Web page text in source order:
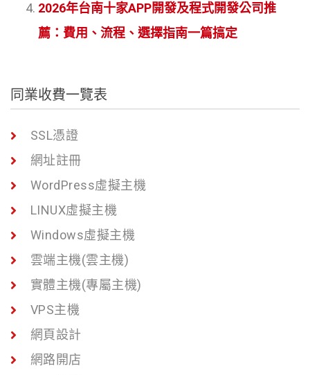
2026年台南十家APP開發及程式開發公司推
薦：費用、流程、選擇指南一篇搞定
同業收費一覽表
SSL憑證
網址註冊
WordPress虛擬主機
LINUX虛擬主機
Windows虛擬主機
雲端主機(雲主機)
實體主機(專屬主機)
VPS主機
網頁設計
網路開店